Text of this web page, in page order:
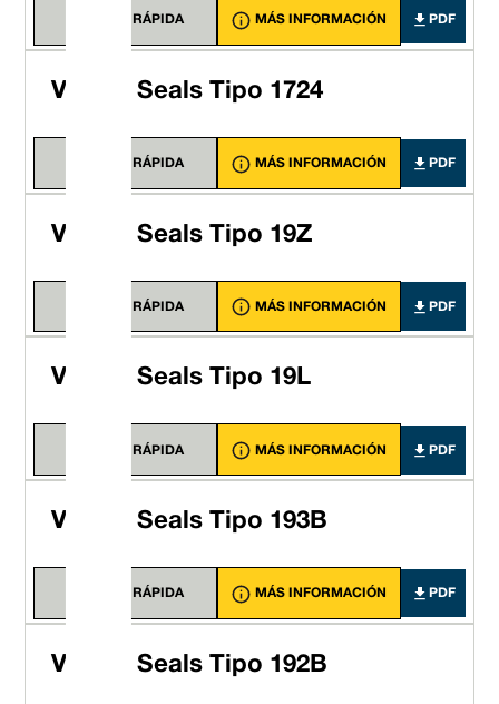
VISTA RÁPIDA MÁS INFORMACIÓN PDF
Vulcan Seals Tipo 1724
VISTA RÁPIDA MÁS INFORMACIÓN PDF
Vulcan Seals Tipo 19Z
VISTA RÁPIDA MÁS INFORMACIÓN PDF
Vulcan Seals Tipo 19L
VISTA RÁPIDA MÁS INFORMACIÓN PDF
Vulcan Seals Tipo 193B
VISTA RÁPIDA MÁS INFORMACIÓN PDF
Vulcan Seals Tipo 192B